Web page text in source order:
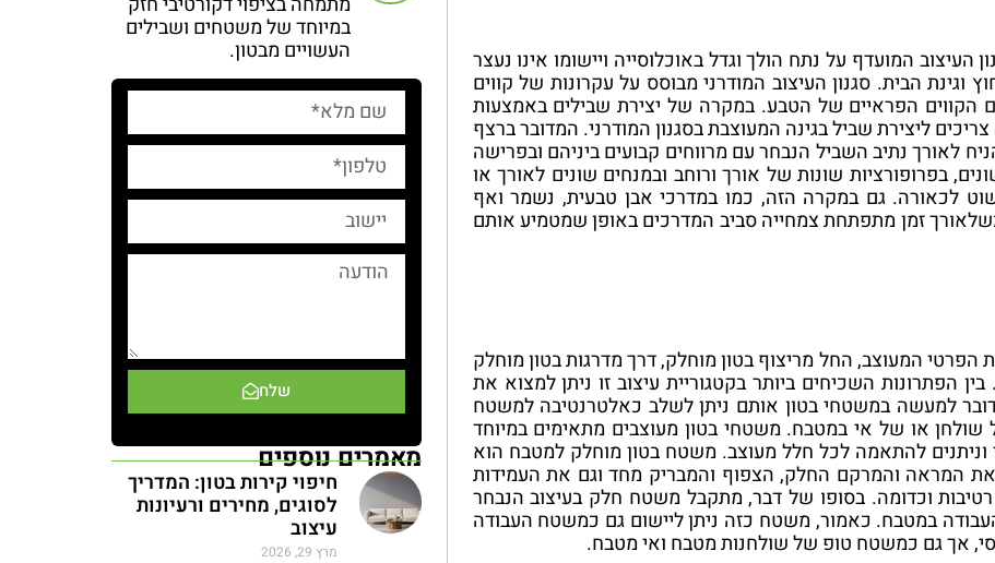
העיצוב המועדף על נתח הולך וגדל באוכלוסייה ויישומו אינו נעצר
הבית. סגנון העיצוב המודרני מבוסס על עקרונות של קווים
עם הקווים הפראיים של הטבע. במקרה של יצירת שבילים באמצעות
ליצירת שביל בגינה המעוצבת בסגנון המודרני. המדובר ברצף
לאורך נתיב השביל הנבחר עם מרווחים קבועים ביניהם ובפרישה
בפרופורציות שונות של אורך ורוחב ובמנחים שונים לאורך או
לכאורה. גם במקרה הזה, כמו במדרכי אבן טבעית, נשמר ואף
זמן מתפתחת צמחייה סביב המדרכים באופן שמטמיע אותם
הפרטי המעוצב, החל מריצוף בטון מוחלק, דרך מדרגות בטון מוחלק
הפתרונות השכיחים ביותר בקטגוריית עיצוב זו ניתן למצוא את
למעשה במשטחי בטון אותם ניתן לשלב כאלטרנטיבה למשטח
או של אי במטבח. משטחי בטון מעוצבים מתאימים במיוחד
וניתנים להתאמה לכל חלל מעוצב. משטח בטון מוחלק למטבח הוא
את המראה והמרקם החלק, הצפוף והמבריק מחד וגם את העמידות
וכדומה. בסופו של דבר, מתקבל משטח חלק בעיצוב הנבחר
במטבח. כאמור, משטח כזה ניתן ליישום גם כמשטח העבודה
אך גם כמשטח טופ של שולחנות מטבח ואי מטבח.
במיוחד של משטחים ושבילים
העשויים מבטון.
שלח
מאמרים נוספים
חיפוי קירות בטון: המדריך
לסוגים, מחירים ורעיונות
עיצוב
מרץ 29, 2026